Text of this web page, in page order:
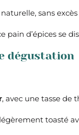
sans excès
pain d’épices se
dégustation
, avec une tasse de
toasté